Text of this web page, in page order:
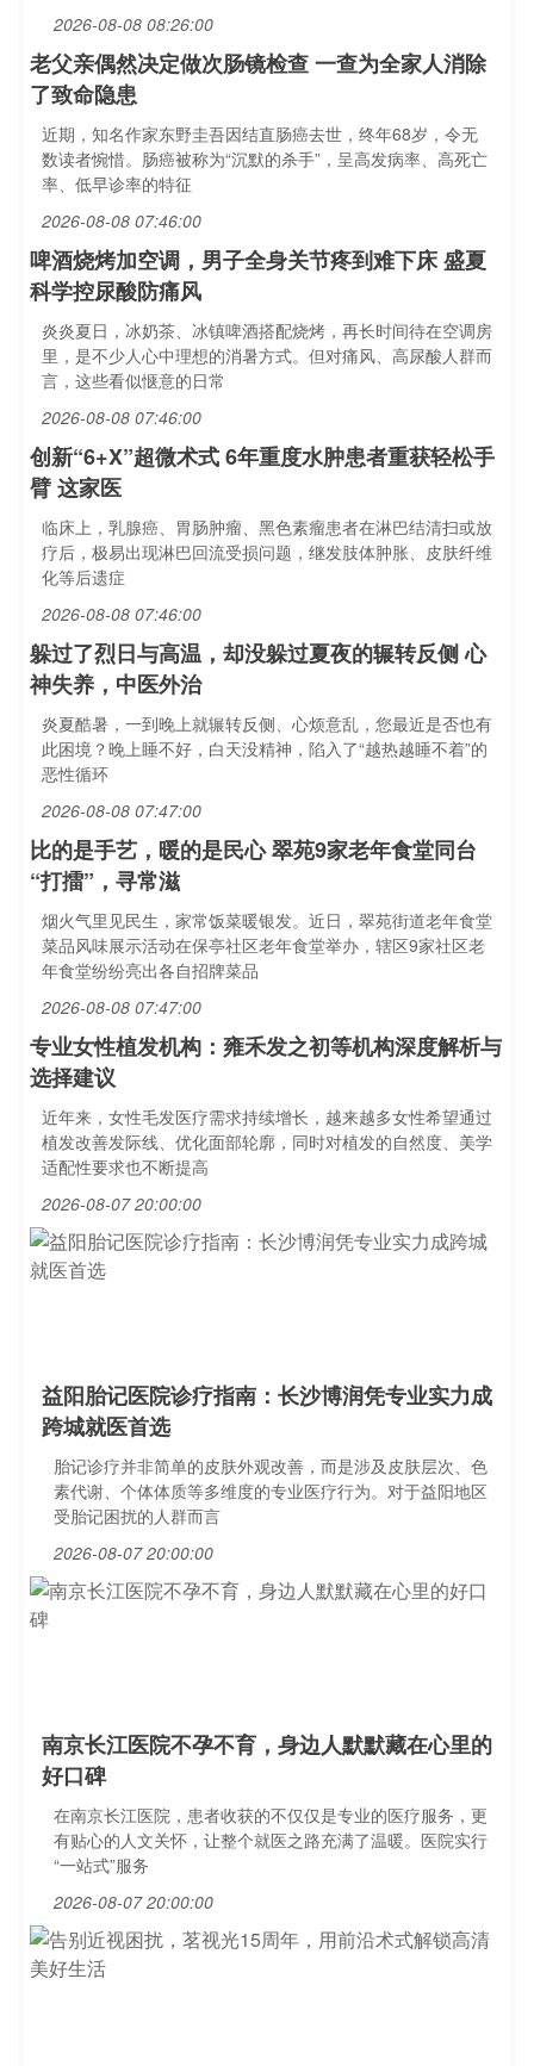
2026-08-08 08:26:00
老父亲偶然决定做次肠镜检查 一查为全家人消除
了致命隐患
近期，知名作家东野圭吾因结直肠癌去世，终年68岁，令无
数读者惋惜。肠癌被称为“沉默的杀手”，呈高发病率、高死亡
率、低早诊率的特征
2026-08-08 07:46:00
啤酒烧烤加空调，男子全身关节疼到难下床 盛夏
科学控尿酸防痛风
炎炎夏日，冰奶茶、冰镇啤酒搭配烧烤，再长时间待在空调房
里，是不少人心中理想的消暑方式。但对痛风、高尿酸人群而
言，这些看似惬意的日常
2026-08-08 07:46:00
创新“6+X”超微术式 6年重度水肿患者重获轻松手
臂 这家医
临床上，乳腺癌、胃肠肿瘤、黑色素瘤患者在淋巴结清扫或放
疗后，极易出现淋巴回流受损问题，继发肢体肿胀、皮肤纤维
化等后遗症
2026-08-08 07:46:00
躲过了烈日与高温，却没躲过夏夜的辗转反侧 心
神失养，中医外治
炎夏酷暑，一到晚上就辗转反侧、心烦意乱，您最近是否也有
此困境？晚上睡不好，白天没精神，陷入了“越热越睡不着”的
恶性循环
2026-08-08 07:47:00
比的是手艺，暖的是民心 翠苑9家老年食堂同台
“打擂”，寻常滋
烟火气里见民生，家常饭菜暖银发。近日，翠苑街道老年食堂
菜品风味展示活动在保亭社区老年食堂举办，辖区9家社区老
年食堂纷纷亮出各自招牌菜品
2026-08-08 07:47:00
专业女性植发机构：雍禾发之初等机构深度解析与
选择建议
近年来，女性毛发医疗需求持续增长，越来越多女性希望通过
植发改善发际线、优化面部轮廓，同时对植发的自然度、美学
适配性要求也不断提高
2026-08-07 20:00:00
益阳胎记医院诊疗指南：长沙博润凭专业实力成
跨城就医首选
胎记诊疗并非简单的皮肤外观改善，而是涉及皮肤层次、色
素代谢、个体体质等多维度的专业医疗行为。对于益阳地区
受胎记困扰的人群而言
2026-08-07 20:00:00
南京长江医院不孕不育，身边人默默藏在心里的
好口碑
在南京长江医院，患者收获的不仅仅是专业的医疗服务，更
有贴心的人文关怀，让整个就医之路充满了温暖。医院实行
“一站式”服务
2026-08-07 20:00:00